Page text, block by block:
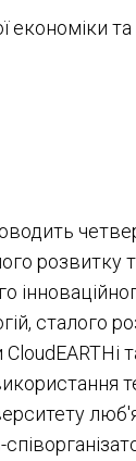
економіки
розвитку
сталого
CloudEARTHi